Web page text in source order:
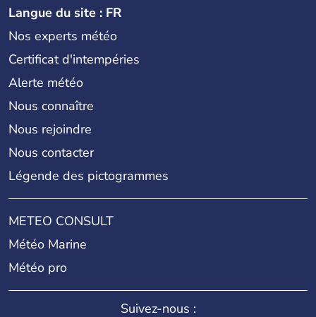
Langue du site : FR
Nos experts météo
Certificat d'intempéries
Alerte météo
Nous connaître
Nous rejoindre
Nous contacter
Légende des pictogrammes
METEO CONSULT
Météo Marine
Météo pro
Suivez-nous :